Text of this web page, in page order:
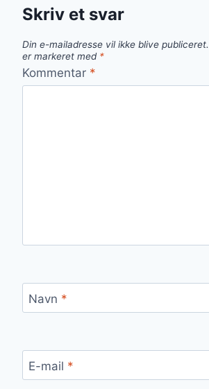
Skriv et svar
Din e-mailadresse vil ikke blive publiceret.
er markeret med *
Kommentar *
Navn *
E-mail *